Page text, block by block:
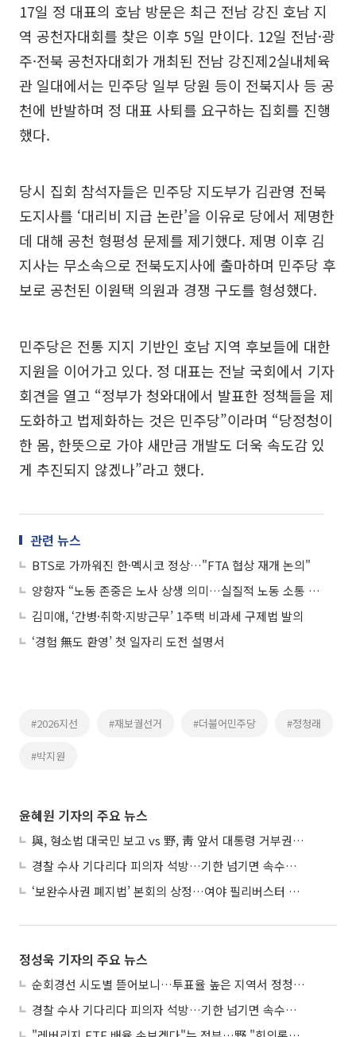
17일 정 대표의 호남 방문은 최근 전남 강진 호남 지
역 공천자대회를 찾은 이후 5일 만이다. 12일 전남·광
주·전북 공천자대회가 개최된 전남 강진제2실내체육
관 일대에서는 민주당 일부 당원 등이 전북지사 등 공
천에 반발하며 정 대표 사퇴를 요구하는 집회를 진행
했다.
당시 집회 참석자들은 민주당 지도부가 김관영 전북
도지사를 ‘대리비 지급 논란’을 이유로 당에서 제명한
데 대해 공천 형평성 문제를 제기했다. 제명 이후 김
지사는 무소속으로 전북도지사에 출마하며 민주당 후
보로 공천된 이원택 의원과 경쟁 구도를 형성했다.
민주당은 전통 지지 기반인 호남 지역 후보들에 대한
지원을 이어가고 있다. 정 대표는 전날 국회에서 기자
회견을 열고 “정부가 청와대에서 발표한 정책들을 제
도화하고 법제화하는 것은 민주당”이라며 “당정청이
한 몸, 한뜻으로 가야 새만금 개발도 더욱 속도감 있
게 추진되지 않겠나”라고 했다.
관련 뉴스
BTS로 가까워진 한·멕시코 정상…"FTA 협상 재개 논의"
양향자 “노동 존중은 노사 상생 의미…실질적 노동 소통 제도화”
김미애, ‘간병·취학·지방근무’ 1주택 비과세 구제법 발의
‘경험 無도 환영’ 첫 일자리 도전 설명서
#2026지선 #재보궐선거 #더불어민주당 #정청래
#박지원
윤혜원 기자의 주요 뉴스
與, 형소법 대국민 보고 vs 野, 靑 앞서 대통령 거부권 촉구
경찰 수사 기다리다 피의자 석방…기한 넘기면 속수무책
‘보완수사권 폐지법’ 본회의 상정…여야 필리버스터 대치
정성욱 기자의 주요 뉴스
순회경선 시도별 뜯어보니…투표율 높은 지역서 정청래 강세
경찰 수사 기다리다 피의자 석방…기한 넘기면 속수무책